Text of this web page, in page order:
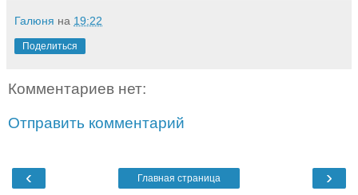
Галюня на 19:22
Поделиться
Комментариев нет:
Отправить комментарий
‹ ›
Главная страница